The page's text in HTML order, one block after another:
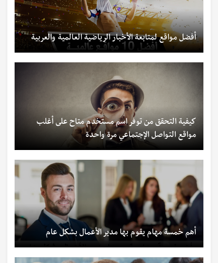
أفضل مواقع لمتابعة الأخبار الرياضية العالمية والعربية
كيفية التحقق من توفر اسم مستخدم متاح على أغلب
مواقع التواصل الإجتماعي مرة واحدة
أهم خمسة مهام يقوم بها مدير الأعمال بشكل عام